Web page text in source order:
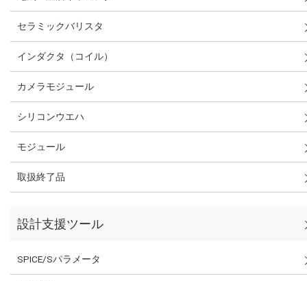
セラミックバリスタ
インダクタ（コイル）
カメラモジュール
シリコンウエハ
モジュール
取扱終了品
設計支援ツール
SPICE/Sパラメータ